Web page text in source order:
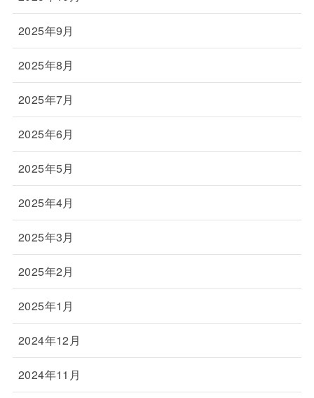
2025年9月
2025年8月
2025年7月
2025年6月
2025年5月
2025年4月
2025年3月
2025年2月
2025年1月
2024年12月
2024年11月